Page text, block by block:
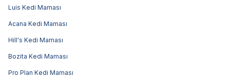
Luis Kedi Maması
Acana Kedi Maması
Hill's Kedi Maması
Bozita Kedi Maması
Pro Plan Kedi Maması